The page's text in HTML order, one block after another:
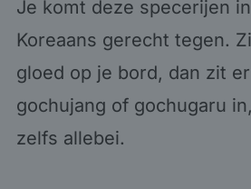
Je komt deze specerijen
Koreaans gerecht tegen.
gloed op je bord, dan zit
gochujang of gochugaru
zelfs allebei.